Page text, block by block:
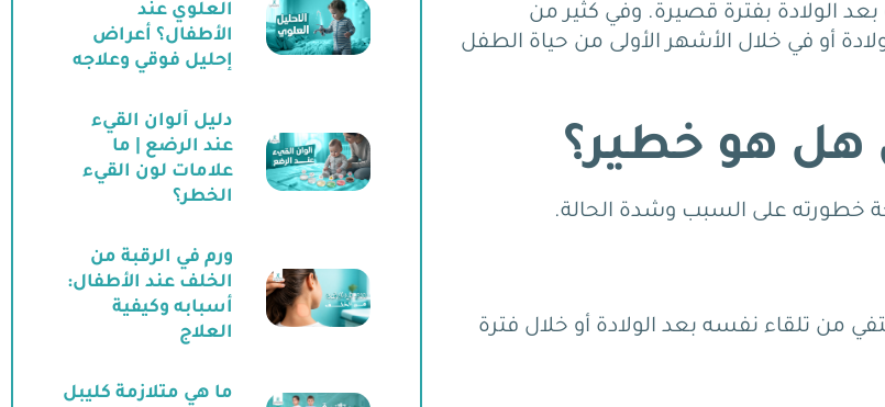
الولادة بفترة قصيرة. وفي كثير من
أو في خلال الأشهر الأولى من حياة الطفل
هل هو خطير؟
خطورته على السبب وشدة الحالة.
من تلقاء نفسه بعد الولادة أو خلال فترة
العلوي عند
الأطفال؟ أعراض
إحليل فوقي وعلاجه
دليل ألوان القيء
عند الرضع | ما
علامات لون القيء
الخطر؟
ورم في الرقبة من
الخلف عند الأطفال:
أسبابه وكيفية
العلاج
ما هي متلازمة كليبل